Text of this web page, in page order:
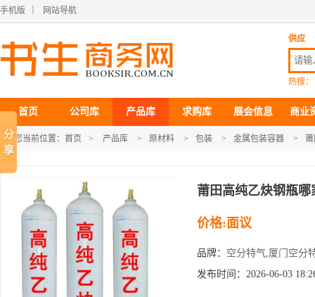
手机版 网站导航
供应
热搜：
首页 公司库 产品库 求购库 展会信息 商业
您当前位置： 首页 > 产品库 > 原材料 > 包装 > 金属包装容器 >
莆田高纯乙炔钢瓶哪
价格:面议
品牌： 空分特气,厦门空分
发布时间：2026-06-03